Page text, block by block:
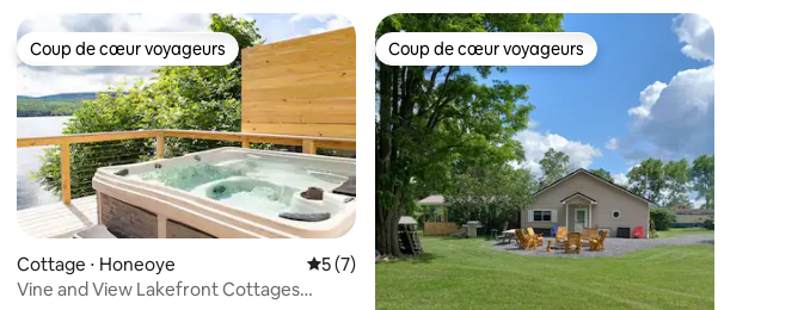
sur 5
sur la base de 263 commentaires : 4,95 sur 5
Coup de cœur voyageurs
Coup de cœur voyageurs
Cottage ⋅ Honeoye Évaluation moyenne sur la base de 7 commentaires : 5 sur 5
5 (7)
Vine and View Lakefront Cottages
Coup de cœur voyageurs
Coup de cœur voyageurs